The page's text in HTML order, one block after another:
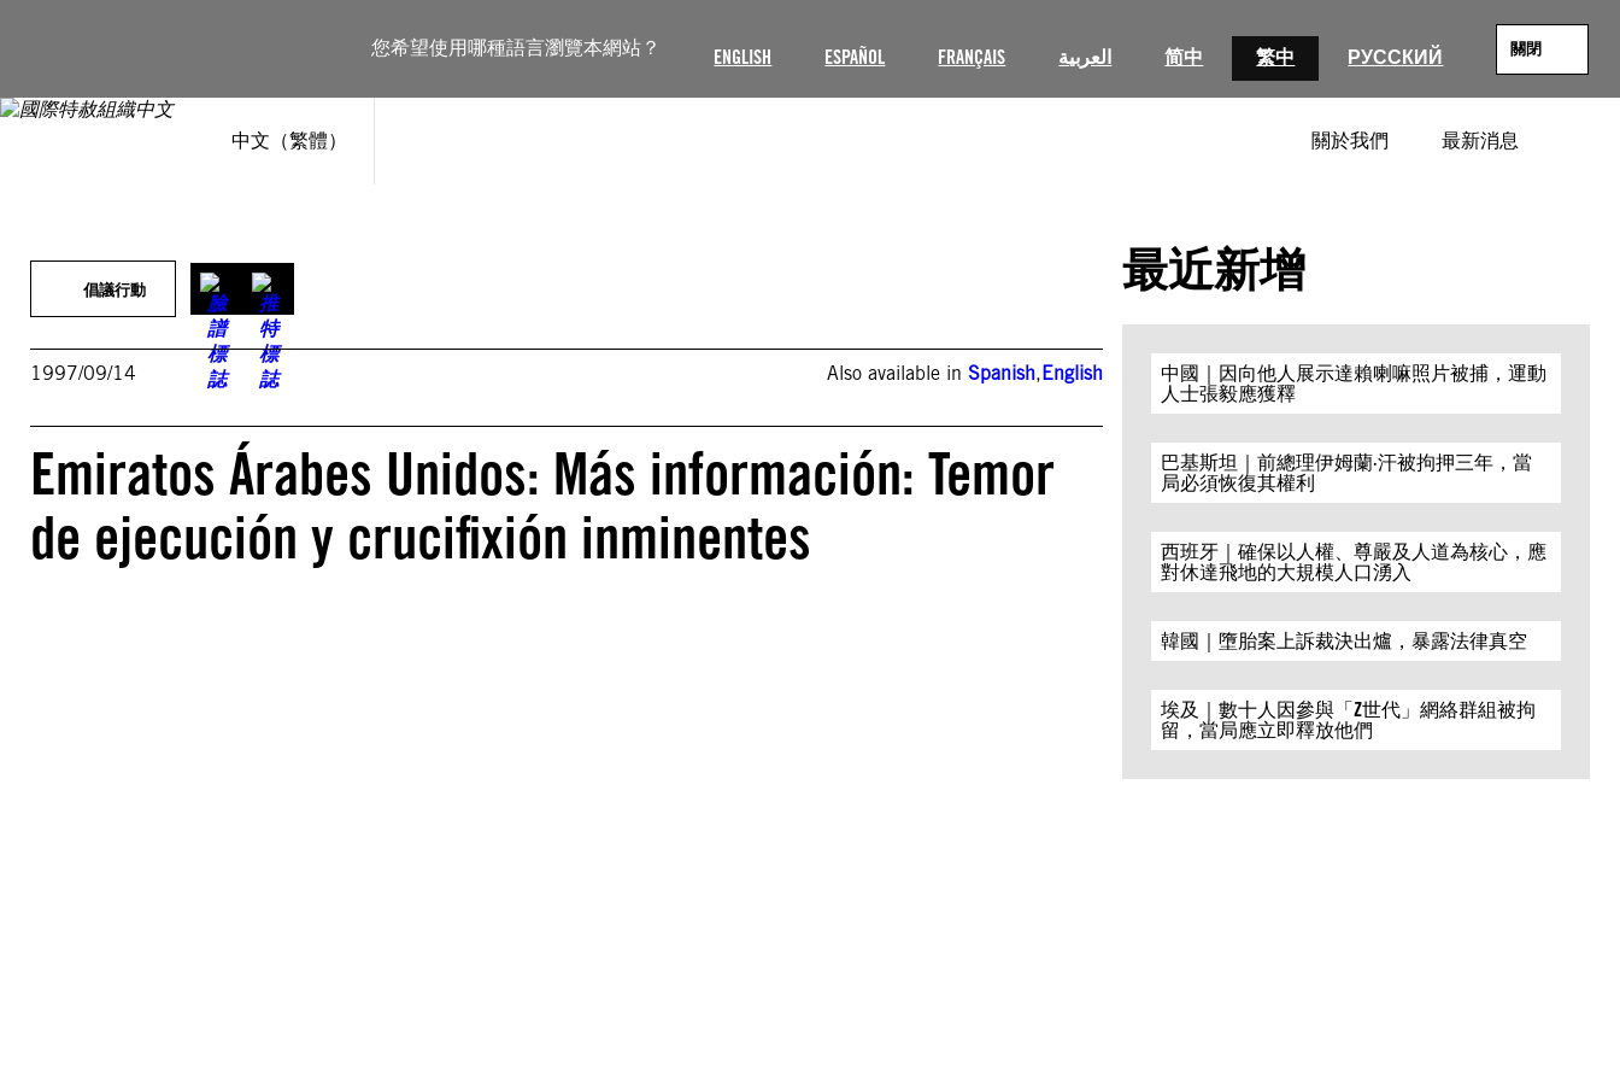
您希望使用哪種語言瀏覽本網站？ ENGLISH ESPAÑOL FRANÇAIS العربية 简中 繁中 РУССКИЙ 關閉
中文（繁體） 關於我們 最新消息
內
倡議行動
1997/09/14 Also available inSpanish,English
Emiratos Árabes Unidos: Más información: Temor
de ejecución y crucifixión inminentes
最近新增
中國｜因向他人展示達賴喇嘛照片被捕，運動
人士張毅應獲釋
巴基斯坦｜前總理伊姆蘭·汗被拘押三年，當
局必須恢復其權利
西班牙｜確保以人權、尊嚴及人道為核心，應
對休達飛地的大規模人口湧入
韓國｜墮胎案上訴裁決出爐，暴露法律真空
埃及｜數十人因參與「Z世代」網絡群組被拘
留，當局應立即釋放他們